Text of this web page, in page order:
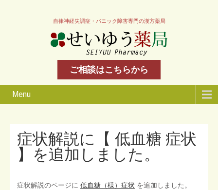
自律神経失調症・パニック障害専門の漢方薬局
ご相談はこちらから
Menu
症状解説に【 低血糖 症状
】を追加しました。
症状解説のページに 低血糖（様）症状 を追加しました。